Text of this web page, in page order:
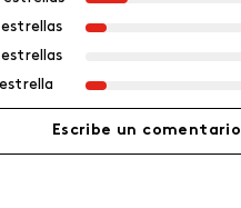
Escribe un comentario